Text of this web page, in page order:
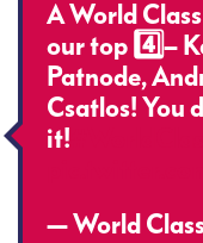
A World
our top 4️⃣–
Patnode,
Csatlos! You
it!
— World